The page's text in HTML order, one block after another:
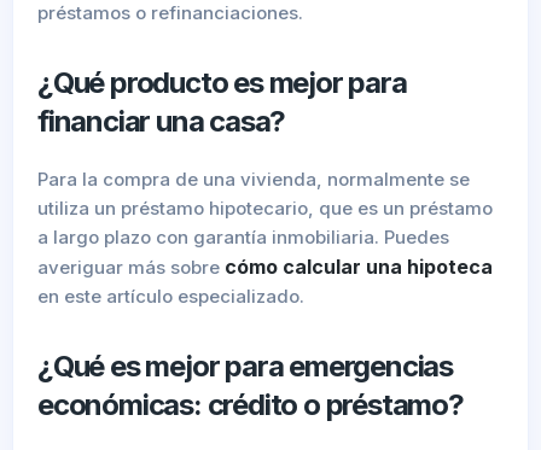
préstamos o refinanciaciones.
¿Qué producto es mejor para
financiar una casa?
Para la compra de una vivienda, normalmente se
utiliza un préstamo hipotecario, que es un préstamo
a largo plazo con garantía inmobiliaria. Puedes
averiguar más sobre cómo calcular una hipoteca
en este artículo especializado.
¿Qué es mejor para emergencias
económicas: crédito o préstamo?